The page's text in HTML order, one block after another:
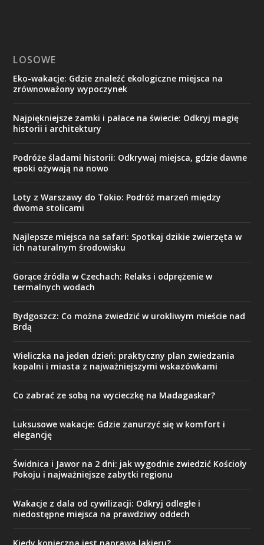
LOSOWE
Eko-wakacje: Gdzie znaleźć ekologiczne miejsca na
zrównoważony wypoczynek
Najpiękniejsze zamki i pałace na świecie: Odkryj magię
historii i architektury
Podróże śladami historii: Odkrywaj miejsca, gdzie dawne
epoki ożywają na nowo
Loty z Warszawy do Tokio: Podróż marzeń między
dwoma stolicami
Najlepsze miejsca na safari: Spotkaj dzikie zwierzęta w
ich naturalnym środowisku
Gorące źródła w Czechach: Relaks i odprężenie w
termalnych wodach
Bydgoszcz: Co można zwiedzić w urokliwym mieście nad
Brdą
Wieliczka na jeden dzień: praktyczny plan zwiedzania
kopalni i miasta z najważniejszymi wskazówkami
Co zabrać ze sobą na wycieczkę na Madagaskar?
Luksusowe wakacje: Gdzie zanurzyć się w komfort i
elegancję
Świdnica i Jawor na 2 dni: jak wygodnie zwiedzić Kościoły
Pokoju i najważniejsze zabytki regionu
Wakacje z dala od cywilizacji: Odkryj odległe i
niedostępne miejsca na prawdziwy oddech
Kiedy konieczna jest naprawa lakieru?